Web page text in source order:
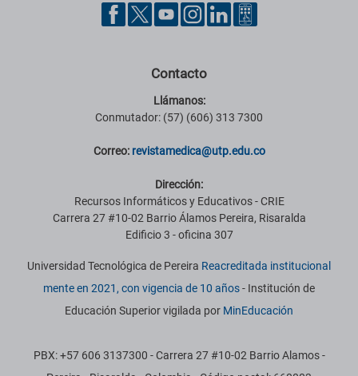
Contacto
Llámanos:
Conmutador: (57) (606) 313 7300
Correo: revistamedica@utp.edu.co
Dirección:
Recursos Informáticos y Educativos - CRIE
Carrera 27 #10-02 Barrio Álamos Pereira, Risaralda
Edificio 3 - oficina 307
Universidad Tecnológica de Pereira Reacreditada institucional
mente en 2021, con vigencia de 10 años- Institución de
Educación Superior vigilada por MinEducación
PBX: +57 606 3137300 - Carrera 27 #10-02 Barrio Alamos -